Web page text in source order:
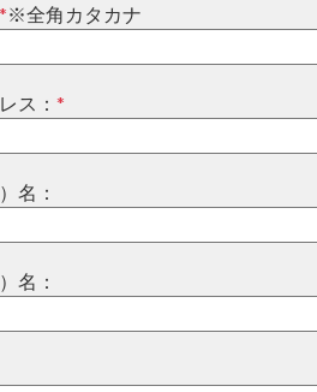
*※全角カタカナ
ス： *
名：
名：